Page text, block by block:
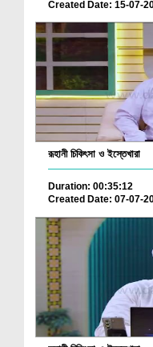
Created Date: 15-07-
রূহানী চিকিৎসা ও ইস্তেখারা
Duration: 00:35:12
Created Date: 07-07-